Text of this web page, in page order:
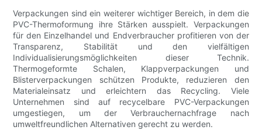
Verpackungen sind ein weiterer wichtiger Bereich, in dem die
PVC-Thermoformung ihre Stärken ausspielt. Verpackungen
für den Einzelhandel und Endverbraucher profitieren von der
Transparenz, Stabilität und den vielfältigen
Individualisierungsmöglichkeiten dieser Technik.
Thermogeformte Schalen, Klappverpackungen und
Blisterverpackungen schützen Produkte, reduzieren den
Materialeinsatz und erleichtern das Recycling. Viele
Unternehmen sind auf recycelbare PVC-Verpackungen
umgestiegen, um der Verbrauchernachfrage nach
umweltfreundlichen Alternativen gerecht zu werden.